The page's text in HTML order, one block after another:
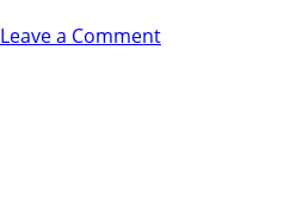
Leave a Commenton